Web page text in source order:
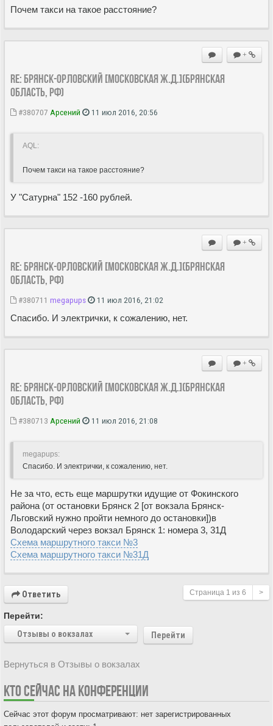
Почем такси на такое расстояние?
+
Re: Брянск-Орловский [Московская ж.д.](Брянская
область, РФ)
#380707 Арсений 11 июл 2016, 20:56
AQL:
Почем такси на такое расстояние?
У "Сатурна" 152 -160 рублей.
+
Re: Брянск-Орловский [Московская ж.д.](Брянская
область, РФ)
#380711 megapups 11 июл 2016, 21:02
Спасибо. И электрички, к сожалению, нет.
+
Re: Брянск-Орловский [Московская ж.д.](Брянская
область, РФ)
#380713 Арсений 11 июл 2016, 21:08
megapups:
Спасибо. И электрички, к сожалению, нет.
Не за что, есть еще маршрутки идущие от Фокинского
района (от остановки Брянск 2 [от вокзала Брянск-
Льговский нужно пройти немного до остановки])в
Володарский через вокзал Брянск 1: номера 3, 31Д
Схема маршрутного такси №3
Схема маршрутного такси №31Д
Ответить Страница 1 из 6 >
Перейти:
Отзывы о вокзалах
Перейти
Вернуться в Отзывы о вокзалах
КТО СЕЙЧАС НА КОНФЕРЕНЦИИ
Сейчас этот форум просматривают: нет зарегистрированных